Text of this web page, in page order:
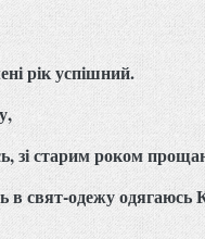
рік успішний.
зі старим роком
в свят-одежу